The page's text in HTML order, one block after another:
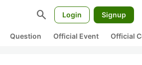
search Login Signup
Question Official Event Official